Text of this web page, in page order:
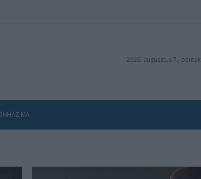
2026. augusztus 7., péntek
MA